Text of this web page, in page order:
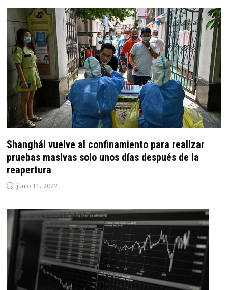
Shanghái vuelve al confinamiento para realizar
pruebas masivas solo unos días después de la
reapertura
junio 11, 2022